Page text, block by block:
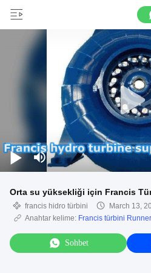
Orta su yüksekliği için Francis
francis hidro türbini
March 13,
Anahtar kelime: Francis türbini Runner
Sohbet